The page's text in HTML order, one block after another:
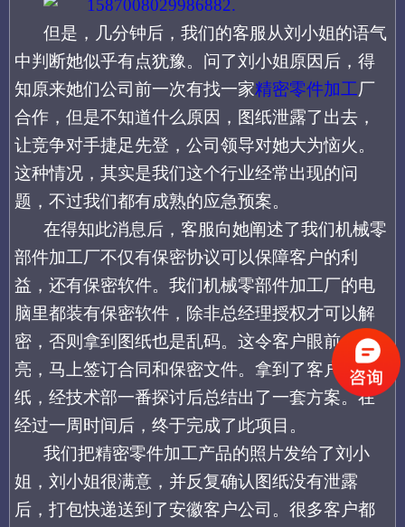
但是，几分钟后，我们的客服从刘小姐的语气
中判断她似乎有点犹豫。问了刘小姐原因后，得
知原来她们公司前一次有找一家精密零件加工厂
合作，但是不知道什么原因，图纸泄露了出去，
让竞争对手捷足先登，公司领导对她大为恼火 。
这种情况，其实是我们这个行业经常出现的问
题，不过我们都有成熟的应急预案。
在得知此消息后， 客服向她阐述了我们机械零
部件加工厂不仅有保密协议可以保障客户的利
益，还有保密软件。 我们机械零部件加工厂的电
脑里都装有保密软件，除非总经理授权才可以解
密， 否则拿到 图纸也是乱码。 这令客户眼前一
亮 ， 马上签订合同和保密文件。 拿到了客户的图
纸，经技术部一番探讨后总结出了一套方案。在
经过一周时间后，终于完成了此项目。
我们把精密零件加工产品的照片发给了刘小
姐，刘小姐很满意，并反复确认图纸没有泄露
后，打包快递送到了安徽客户公司 。很多客户都